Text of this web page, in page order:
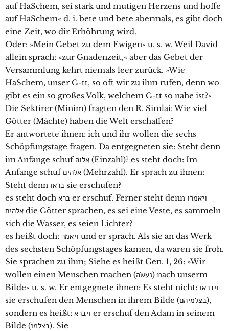
auf HaSchem, sei stark und mutigen Herzens und hoffe
auf HaSchem« d. i. bete und bete abermals, es gibt doch
eine Zeit, wo dir Erhöhrung wird.
Oder: »Mein Gebet zu dem Ewigen« u. s. w. Weil David
allein sprach: »zur Gnadenzeit,« aber das Gebet der
Versammlung kehrt niemals leer zurück. »Wie
HaSchem, unser G-tt, so oft wir zu ihm rufen, denn wo
gibt es ein so großes Volk, welchem G-tt so nahe ist?«
Die Sektirer (Minim) fragten den R. Simlai: Wie viel
Götter (Mächte) haben die Welt erschaffen?
Er antwortete ihnen: ich und ihr wollen die sechs
Schöpfungstage fragen. Da entgegneten sie: Steht denn
im Anfange schuf אלוה (Einzahl)? es steht doch: Im
Anfange schuf אלהים (Mehrzahl). Er sprach zu ihnen:
Steht denn בראו sie erschufen?
es steht doch ברא er erschuf. Ferner steht denn ויאמרו
אלהים die Götter sprachen, es sei eine Veste, es sammeln
sich die Wasser, es seien Lichter?
es heißt doch: ויאמר‎ und er sprach. Als sie an das Werk
des sechsten Schöpfungstages kamen, da waren sie froh.
Sie sprachen zu ihm; Siehe es heißt Gen. 1, 26: »Wir
wollen einen Menschen machen (נעשׂה) nach unserm
Bilde« u. s. w. Er entgegnete ihnen: Es steht nicht: ויבראו
sie erschufen den Menschen in ihrem Bilde (בצלמיהם),
sondern es heißt: ויברא er erschuf den Adam in seinem
Bilde (בצלמו). Sie